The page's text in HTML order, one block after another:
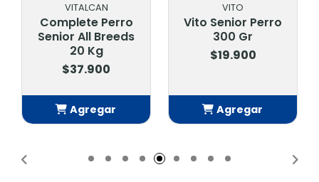
VITALCAN
Complete Perro
Senior All Breeds
20 Kg
$37.900
Agregar
VITO
Vito Senior Perro
300 Gr
$19.900
Agregar